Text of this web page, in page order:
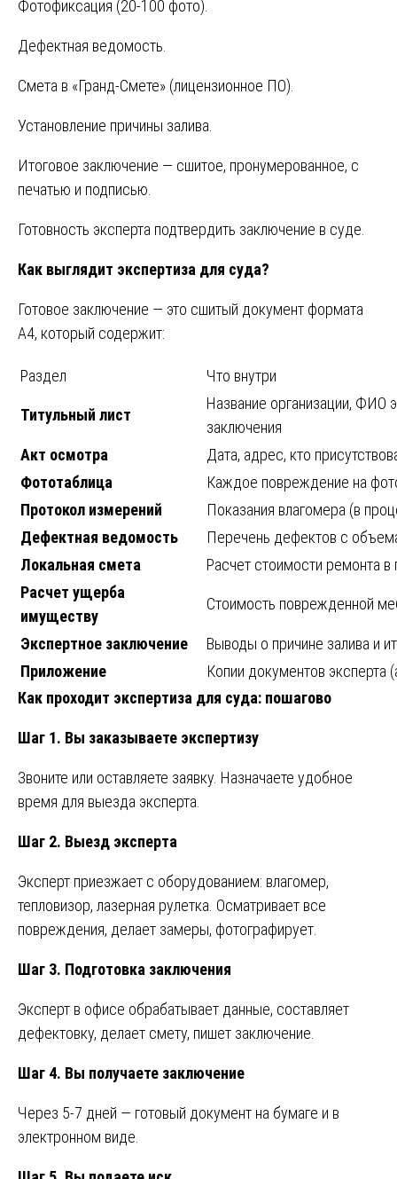
Фотофиксация (20-100 фото).
Дефектная ведомость.
Смета в «Гранд-Смете» (лицензионное ПО).
Установление причины залива.
Итоговое заключение — сшитое, пронумерованное, с
печатью и подписью.
Готовность эксперта подтвердить заключение в суде.
Как выглядит экспертиза для суда?
Готовое заключение — это сшитый документ формата
А4, который содержит:
Раздел Что внутри
Титульный лист
Название организации, ФИО
заключения
Акт осмотра
Дата, адрес, кто
Фототаблица
Каждое повреждение на
Протокол измерений
Показания влагомера (в
Дефектная ведомость
Перечень дефектов с
Локальная смета
Расчет стоимости ремонта
Расчет ущерба
имуществу
Стоимость поврежденной
Экспертное заключение
Выводы о причине залива и
Приложение
Копии документов эксперта
Как проходит экспертиза для суда: пошагово
Шаг 1. Вы заказываете экспертизу
Звоните или оставляете заявку. Назначаете удобное
время для выезда эксперта.
Шаг 2. Выезд эксперта
Эксперт приезжает с оборудованием: влагомер,
тепловизор, лазерная рулетка. Осматривает все
повреждения, делает замеры, фотографирует.
Шаг 3. Подготовка заключения
Эксперт в офисе обрабатывает данные, составляет
дефектовку, делает смету, пишет заключение.
Шаг 4. Вы получаете заключение
Через 5-7 дней — готовый документ на бумаге и в
электронном виде.